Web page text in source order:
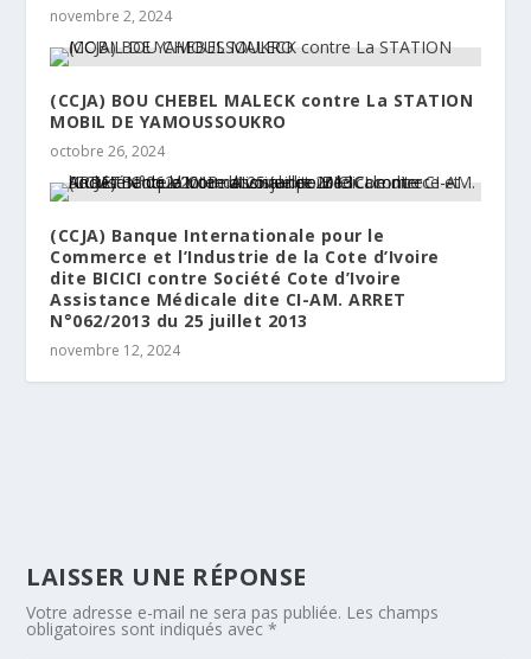
novembre 2, 2024
(CCJA) BOU CHEBEL MALECK contre La STATION
MOBIL DE YAMOUSSOUKRO
octobre 26, 2024
(CCJA) Banque Internationale pour le
Commerce et l’Industrie de la Cote d’Ivoire
dite BICICI contre Société Cote d’Ivoire
Assistance Médicale dite CI-AM. ARRET
N°062/2013 du 25 juillet 2013
novembre 12, 2024
LAISSER UNE RÉPONSE
Votre adresse e-mail ne sera pas publiée. Les champs
obligatoires sont indiqués avec*